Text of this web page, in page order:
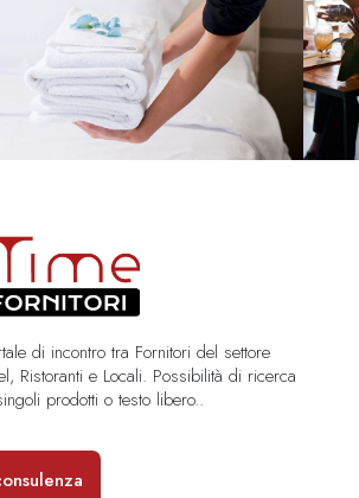
di incontro tra Fornitori del settore
Ristoranti e Locali. Possibilità di ricerca
prodotti o testo libero..